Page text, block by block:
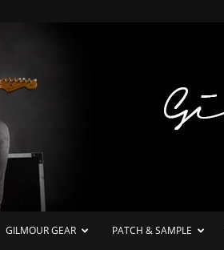
GILMOUR GEAR PATCH & SAMPLE